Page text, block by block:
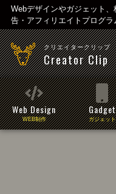
Webデザインやガジェット
告・アフィリエイトプログラ
クリエイタークリップ
Creator Clip
Web Design
WEB制作
Gadget
ガジェット